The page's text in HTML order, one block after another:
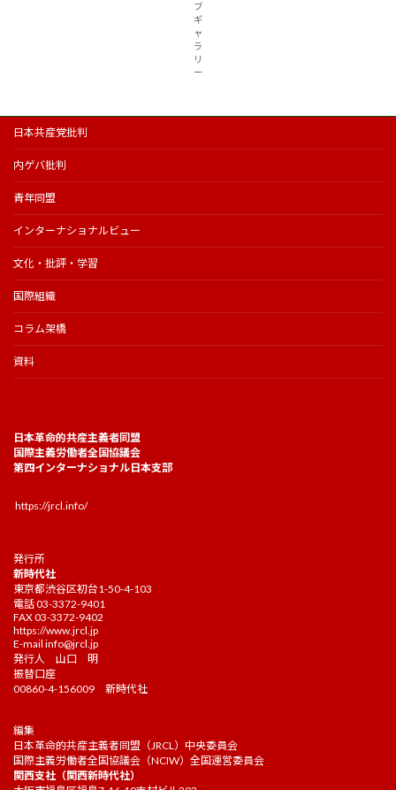
ブ
ギ
ャ
ラ
リ
ー
日本共産党批判
内ゲバ批判
青年同盟
インターナショナルビュー
文化・批評・学習
国際組織
コラム架橋
資料
日本革命的共産主義者同盟
国際主義労働者全国協議会
第四インターナショナル日本支部
https://jrcl.info/
発行所
新時代社
東京都渋谷区初台1-50-4-103
電話 03-3372-9401
FAX 03-3372-9402
https://www.jrcl.jp
E-mail info@jrcl.jp
発行人 山口 明
振替口座
00860-4-156009 新時代社
編集
日本革命的共産主義者同盟（JRCL）中央委員会
国際主義労働者全国協議会（NCIW）全国運営委員会
関西支社（関西新時代社）